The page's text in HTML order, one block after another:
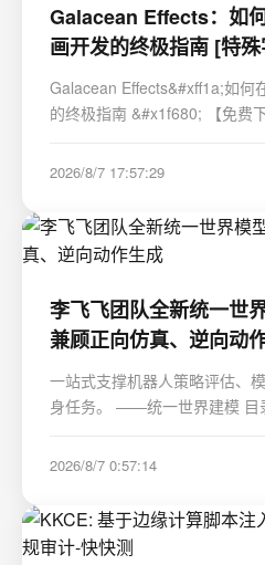
Galacean Effects：如
画开发的终极指南 [特
Galacean Effects&#xff1a;如何
的终极指南 &#x1f680; 【免费
https://gitcode.com/gh_mirrors/ef/
2026/8/7 17:57:29
李飞飞团队全新统一世
兼顾正向仿真、逆向动
一站式支撑机器人策略评估、
身任务。 ——统一世界建模 目录 01 掩码视觉动作完整技
两类互补掩码数据集构建方案 轻量化LoRA微调方案
2026/8/7 0:57:14